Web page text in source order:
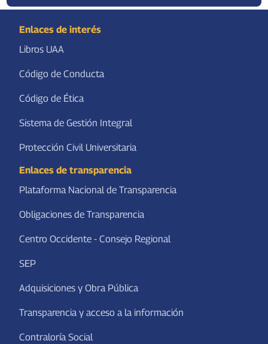
Enlaces de interés
Libros UAA
Código de Conducta
Código de Ética
Sistema de Gestión Integral
Protección Civil Universitaria
Enlaces de transparencia
Plataforma Nacional de Transparencia
Obligaciones de Transparencia
Centro Occidente - Consejo Regional
SEP
Adquisiciones y Obra Pública
Transparencia y acceso a la información
Contraloría Social